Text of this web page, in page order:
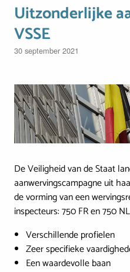
Uitzonderlijke
VSSE
30 september 2021
Image
De Veiligheid van de Staat
aanwervingscampagne uit
de vorming van een
inspecteurs: 750 FR en 750
Verschillende profielen
Zeer specifieke
Een waardevolle baan